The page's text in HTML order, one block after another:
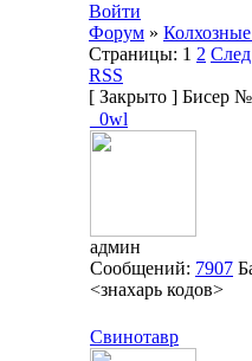
Войти
Форум »
Страницы: 1 2
RSS
[ Закрыто ] Бисер
_0wl
админ
Сообщений: 7907
<знахарь кодов>
Свинотавр